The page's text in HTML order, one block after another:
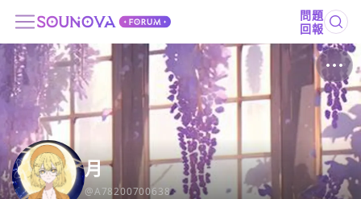
問題
回報
月
@A78200700638